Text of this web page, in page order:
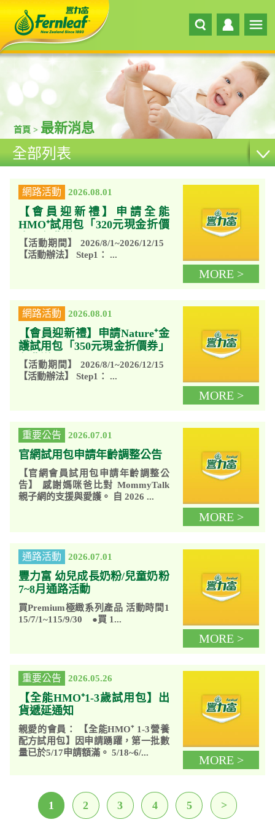
首頁 > 最新消息
全部列表
網路活動 2026.08.01
【會員迎新禮】申請全能
HMO⁺試用包「320元現金折價
券」免費送
【活動期間】 2026/8/1~2026/12/15
【活動辦法】 Step1： ...
MORE >
網路活動 2026.08.01
【會員迎新禮】申請Nature⁺金
護試用包「350元現金折價券」
免費送
【活動期間】 2026/8/1~2026/12/15
【活動辦法】 Step1： ...
MORE >
重要公告 2026.07.01
官網試用包申請年齡調整公告
【官網會員試用包申請年齡調整公
告】 感謝媽咪爸比對 MommyTalk
親子網的支援與愛護。 自 2026 ...
MORE >
通路活動 2026.07.01
豐力富 幼兒成長奶粉/兒童奶粉
7~8月通路活動
買Premium極緻系列產品 活動時間1
15/7/1~115/9/30 ●買 1...
MORE >
重要公告 2026.05.26
【全能HMO⁺1-3歲試用包】出
貨遞延通知
親愛的會員： 【全能HMO⁺ 1-3營養
配方試用包】因申請踴躍，第一批數
量已於5/17申請額滿。 5/18~6/...
MORE >
1 2 3 4 5 >